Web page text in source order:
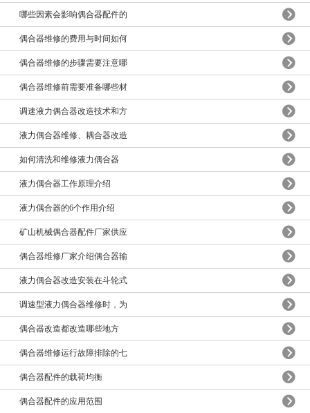
哪些因素会影响偶合器配件的
偶合器维修的费用与时间如何
偶合器维修的步骤需要注意哪
偶合器维修前需要准备哪些材
调速液力偶合器改造技术和方
液力偶合器维修、耦合器改造
如何清洗和维修液力偶合器
液力偶合器工作原理介绍
液力偶合器的6个作用介绍
矿山机械偶合器配件厂家供应
偶合器维修厂家介绍偶合器输
液力偶合器改造安装在斗轮式
调速型液力偶合器维修时，为
偶合器改造都改造哪些地方
偶合器维修运行故障排除的七
偶合器配件的载荷均衡
偶合器配件的应用范围